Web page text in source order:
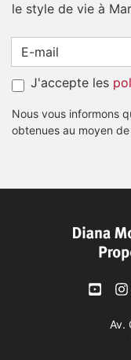
le style de vie à
J'accepte les
Nous vous informons
obtenues au moyen
Av.